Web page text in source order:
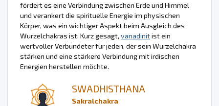
fördert es eine Verbindung zwischen Erde und Himmel
und verankert die spirituelle Energie im physischen
Körper, was ein wichtiger Aspekt beim Ausgleich des
Wurzelchakras ist. Kurz gesagt, vanadinitist ein
wertvoller Verbündeter für jeden, der sein Wurzelchakra
stärken und eine stärkere Verbindung mit irdischen
Energien herstellen möchte.
SWADHISTHANA
Sakralchakra